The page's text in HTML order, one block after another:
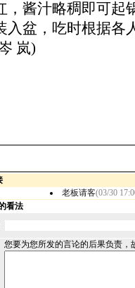
，酱汁略稠即可起
入盆，吃时根据各
岚)
老板请客(03/30
看法
您要为您所发的言论的后果负责